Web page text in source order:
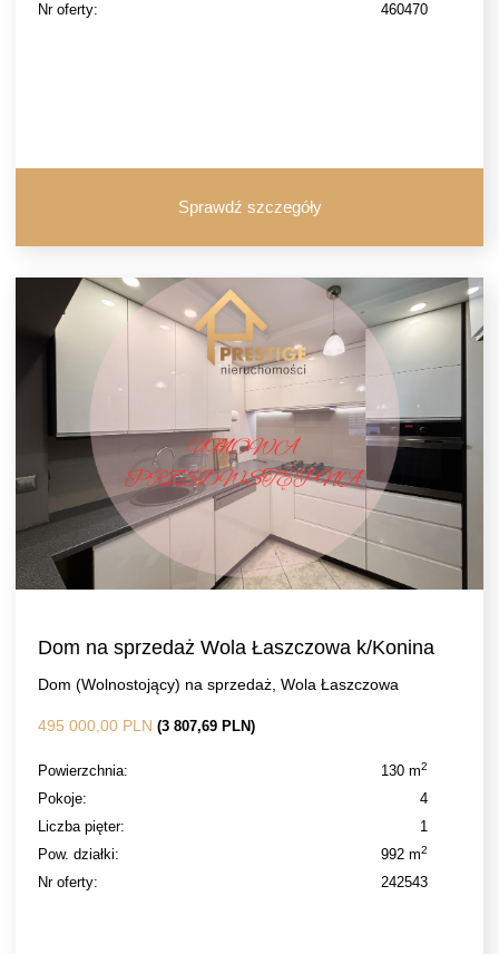
Nr oferty: 460470
Sprawdź szczegóły
Dom na sprzedaż Wola Łaszczowa k/Konina
Dom (Wolnostojący) na sprzedaż, Wola Łaszczowa
495 000,00 PLN (3 807,69 PLN)
Powierzchnia: 130 m2
Pokoje:
4
Liczba pięter:
1
Pow. działki:
992 m2
Nr oferty: 242543